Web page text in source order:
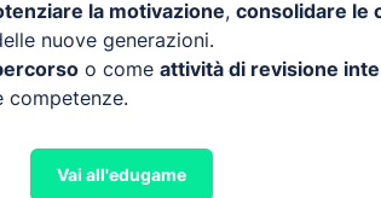
la motivazione, consolidare le
nuove generazioni.
o come attività di revisione
competenze.
Vai all'edugame